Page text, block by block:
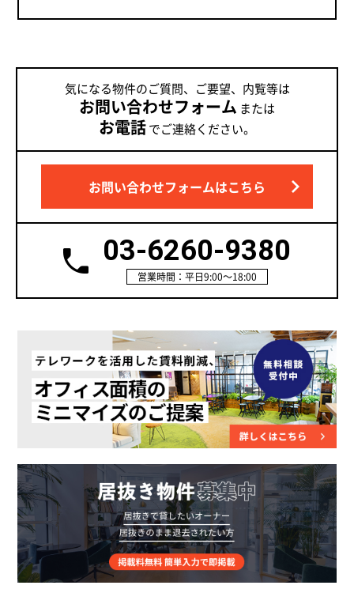
気になる物件のご質問、ご要望、内覧等は
お問い合わせフォーム または
お電話でご連絡ください。
お問い合わせフォームはこちら
03-6260-9380
営業時間：平日9:00～18:00